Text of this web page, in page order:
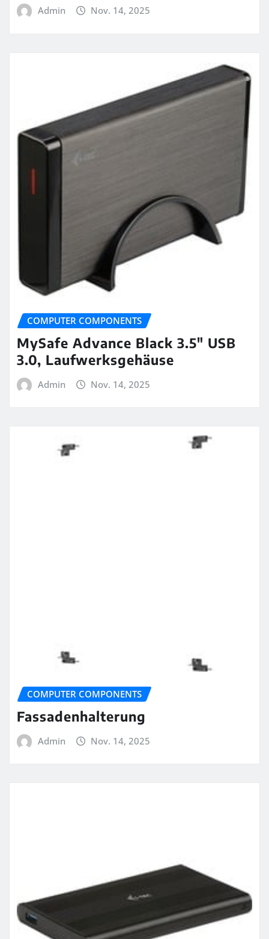
Admin Nov. 14, 2025
COMPUTER COMPONENTS
MySafe Advance Black 3.5″ USB
3.0, Laufwerksgehäuse
Admin Nov. 14, 2025
COMPUTER COMPONENTS
Fassadenhalterung
Admin Nov. 14, 2025